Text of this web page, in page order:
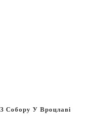
Собору У Вроцлаві